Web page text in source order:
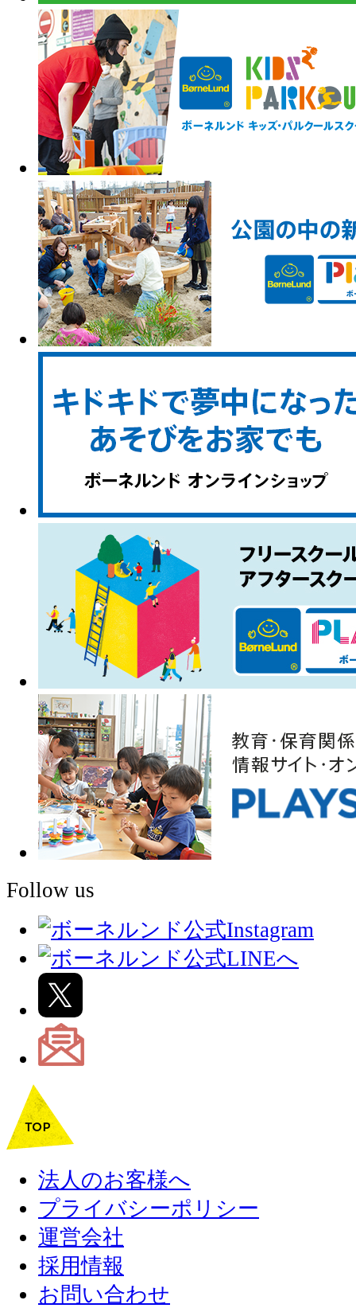
Follow us
法人のお客様へ
プライバシーポリシー
運営会社
採用情報
お問い合わせ